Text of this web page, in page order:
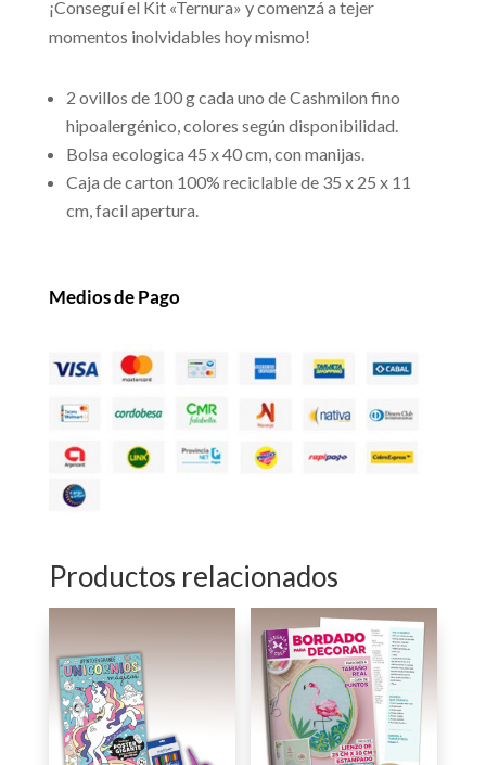
¡Conseguí el Kit «Ternura» y comenzá a tejer
momentos inolvidables hoy mismo!
2 ovillos de 100 g cada uno de Cashmilon fino
hipoalergénico, colores según disponibilidad.
Bolsa ecologica 45 x 40 cm, con manijas.
Caja de carton 100% reciclable de 35 x 25 x 11
cm, facil apertura.
Medios de Pago
Productos relacionados